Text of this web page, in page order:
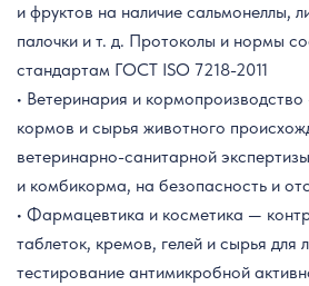
и фруктов на наличие сальмонеллы,
палочки и т. д. Протоколы и нормы
стандартам ГОСТ ISO 7218-2011
• Ветеринария и
кормов и сырья животного
ветеринарно-санитарной
и комбикорма, на безопасность и
• Фармацевтика и косметика —
таблеток, кремов, гелей и сырья для
тестирование антимикробной